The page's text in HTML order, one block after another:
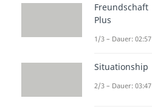
Freundschaft
Plus
1/3 – Dauer: 02:57
Situationship
2/3 – Dauer: 03:47